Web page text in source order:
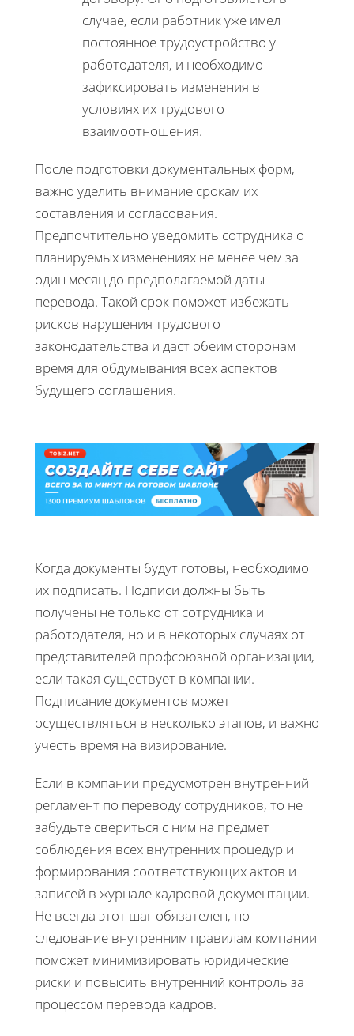
случае, если работник уже имел
постоянное трудоустройство у
работодателя, и необходимо
зафиксировать изменения в
условиях их трудового
взаимоотношения.
После подготовки документальных форм,
важно уделить внимание срокам их
составления и согласования.
Предпочтительно уведомить сотрудника о
планируемых изменениях не менее чем за
один месяц до предполагаемой даты
перевода. Такой срок поможет избежать
рисков нарушения трудового
законодательства и даст обеим сторонам
время для обдумывания всех аспектов
будущего соглашения.
Когда документы будут готовы, необходимо
их подписать. Подписи должны быть
получены не только от сотрудника и
работодателя, но и в некоторых случаях от
представителей профсоюзной организации,
если такая существует в компании.
Подписание документов может
осуществляться в несколько этапов, и важно
учесть время на визирование.
Если в компании предусмотрен внутренний
регламент по переводу сотрудников, то не
забудьте свериться с ним на предмет
соблюдения всех внутренних процедур и
формирования соответствующих актов и
записей в журнале кадровой документации.
Не всегда этот шаг обязателен, но
следование внутренним правилам компании
поможет минимизировать юридические
риски и повысить внутренний контроль за
процессом перевода кадров.